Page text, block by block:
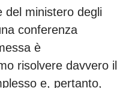
del ministero degli
conferenza
è
risolvere davvero il
e, pertanto,